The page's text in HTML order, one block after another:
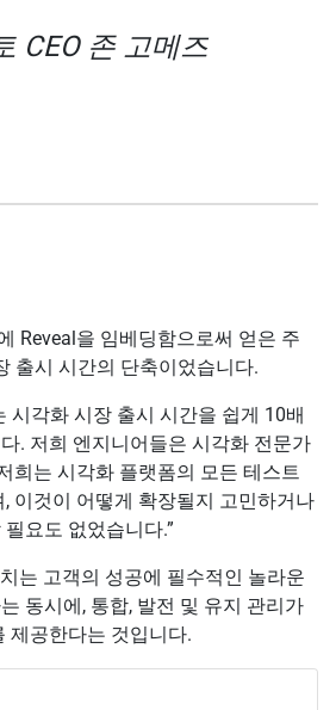
CEO 존 고메즈
Reveal을 임베딩함으로써 얻은 주
출시 시간의 단축이었습니다.
시각화 시장 출시 시간을 쉽게 10배
. 저희 엔지니어들은 시각화 전문가
희는 시각화 플랫폼의 모든 테스트
이것이 어떻게 확장될지 고민하거나
요도 없었습니다.”
는 고객의 성공에 필수적인 놀라운
동시에, 통합, 발전 및 유지 관리가
제공한다는 것입니다.